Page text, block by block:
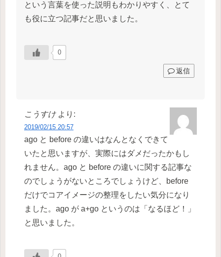
という言葉を使った説明もわかりやすく、とて
も役に立つ記事だと思いました。
0
返信
こうすけ より:
2019/02/15 20:57
ago と before の違いはなんとなくできて
いたと思いますが、実際にはダメだったかもし
れません。ago と before の違いに関する記事な
のでしょうがないところでしょうけど、before
だけでコアイメージの整理をしたい気分になり
ました。ago が a+go というのは「なるほど！」
と思いました。